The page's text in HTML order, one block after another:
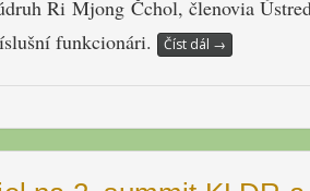
Ri Mjong Čchol, členovia
funkcionári. Číst dál →